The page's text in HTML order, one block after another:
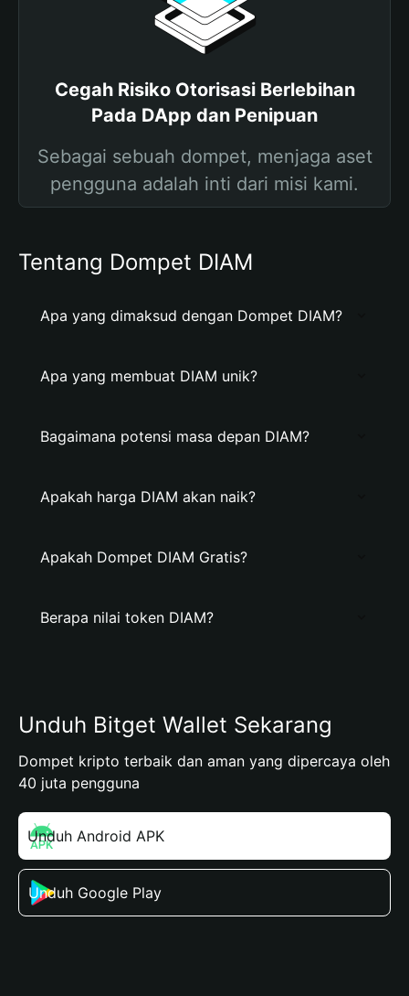
Cegah Risiko Otorisasi Berlebihan
Pada DApp dan Penipuan
Sebagai sebuah dompet, menjaga aset
pengguna adalah inti dari misi kami.
Tentang Dompet DIAM
Apa yang dimaksud dengan Dompet DIAM?
Apa yang membuat DIAM unik?
Bagaimana potensi masa depan DIAM?
Apakah harga DIAM akan naik?
Apakah Dompet DIAM Gratis?
Berapa nilai token DIAM?
Unduh Bitget Wallet Sekarang
Dompet kripto terbaik dan aman yang dipercaya oleh
40 juta pengguna
Unduh Android APK
Unduh Google Play